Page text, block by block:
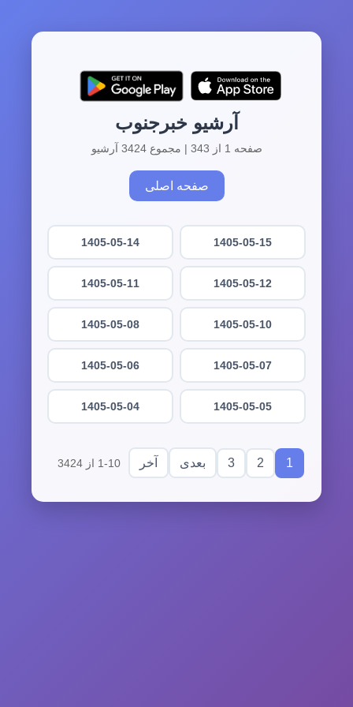
آرشیو خبرجنوب
صفحه 1 از 343 | مجموع 3424 آرشیو
صفحه اصلی
1405-05-15
1405-05-14
1405-05-12
1405-05-11
1405-05-10
1405-05-08
1405-05-07
1405-05-06
1405-05-05
1405-05-04
1
2
3 بعدی آخر 1-10 از 3424